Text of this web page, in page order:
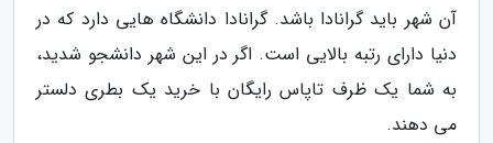
آن شهر باید گرانادا باشد. گرانادا دانشگاه هایی دارد که در
دنیا دارای رتبه بالایی است. اگر در این شهر دانشجو شدید،
به شما یک ظرف تاپاس رایگان با خرید یک بطری دلستر
می دهند.